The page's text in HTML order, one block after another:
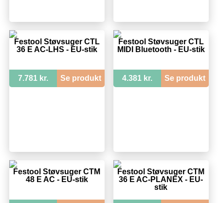
Festool Støvsuger CTL
36 E AC-LHS - EU-stik
7.781 kr. Se produkt
Festool Støvsuger CTL
MIDI Bluetooth - EU-stik
4.381 kr. Se produkt
Festool Støvsuger CTM
48 E AC - EU-stik
Festool Støvsuger CTM
36 E AC-PLANEX - EU-
stik